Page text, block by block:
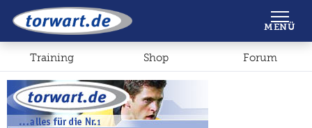
Shop Forum